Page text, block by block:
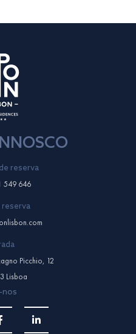
reserva
549 646
reserva
Picchio, 12
Lisboa
nos